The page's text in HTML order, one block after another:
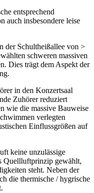
entsprechend
auch insbesondere leise
der Schultheißallee von >
schweren massiven
Dies trägt dem Aspekt der
in den Konzertsaal
Zuhörer reduziert
wie die massive Bauweise
verlegten
Einflussgrößen auf
keine unzulässige
Quellluftprinzip gewählt,
steht. Neben der
die thermische / hygrische